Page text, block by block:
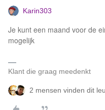
Karin303
Je kunt een maand voor de
mogelijk
Klant die graag meedenkt
2 mensen vinden dit